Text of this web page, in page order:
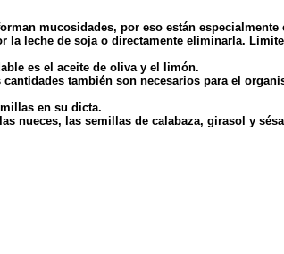
mucosidades, por eso están
la leche de soja o directamente eliminarla.
es el aceite de oliva y el limón.
también son necesarios para el
en su dicta.
nueces, las semillas de calabaza, girasol y